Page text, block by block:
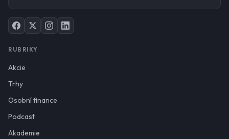
RUBRIKY
Akcie
Trhy
Osobní finance
Podcast
Akademie